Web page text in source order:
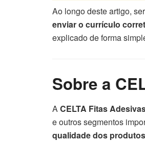
Ao longo deste artigo,
enviar o currículo
explicado de forma
Sobre a
ACELTA Fitas
e outros segmentos
qualidade dos produtos